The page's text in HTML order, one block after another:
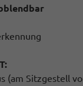
(am Sitzgestell